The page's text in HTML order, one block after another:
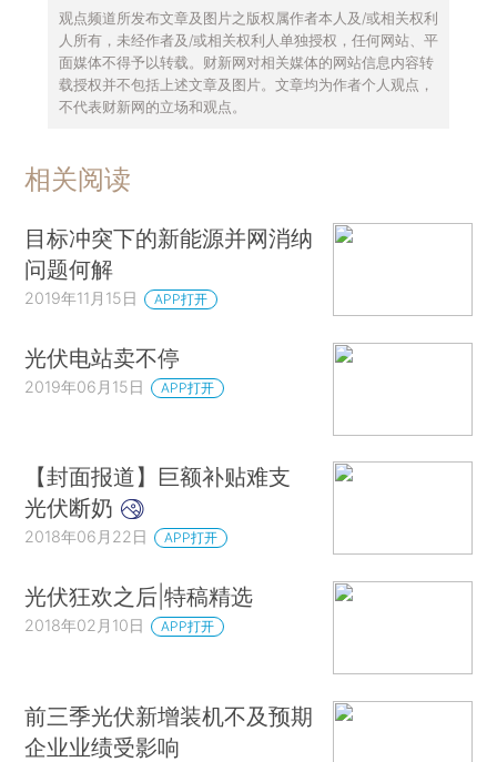
观点频道所发布文章及图片之版权属作者本人及/或相关权利
人所有，未经作者及/或相关权利人单独授权，任何网站、平
面媒体不得予以转载。财新网对相关媒体的网站信息内容转
载授权并不包括上述文章及图片。文章均为作者个人观点，
不代表财新网的立场和观点。
相关阅读
目标冲突下的新能源并网消纳
问题何解
2019年11月15日 APP打开
光伏电站卖不停
2019年06月15日 APP打开
【封面报道】巨额补贴难支
光伏断奶
2018年06月22日 APP打开
光伏狂欢之后|特稿精选
2018年02月10日 APP打开
前三季光伏新增装机不及预期
企业业绩受影响